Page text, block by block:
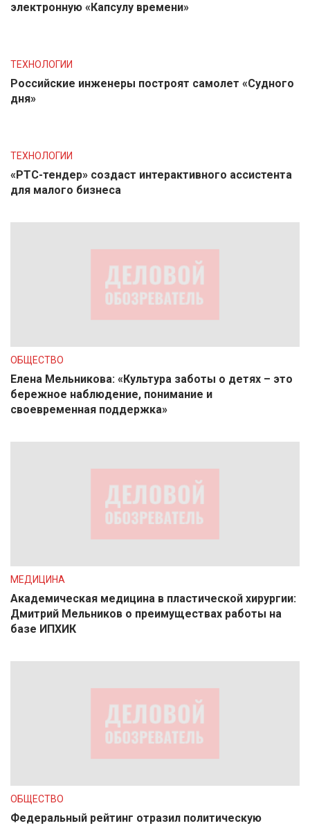
электронную «Капсулу времени»
ТЕХНОЛОГИИ
Российские инженеры построят самолет «Судного
дня»
ТЕХНОЛОГИИ
«РТС-тендер» создаст интерактивного ассистента
для малого бизнеса
ОБЩЕСТВО
Елена Мельникова: «Культура заботы о детях – это
бережное наблюдение, понимание и
своевременная поддержка»
МЕДИЦИНА
Академическая медицина в пластической хирургии:
Дмитрий Мельников о преимуществах работы на
базе ИПХИК
ОБЩЕСТВО
Федеральный рейтинг отразил политическую